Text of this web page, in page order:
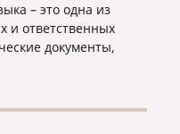
– это одна из
и ответственных
документы,
патенты и